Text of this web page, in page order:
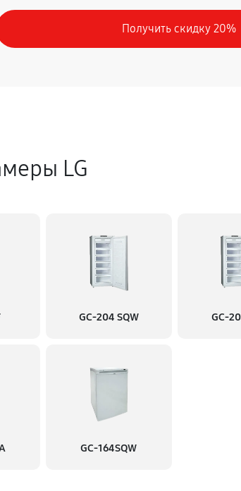
60 минут
Получить скидку 20%
LG
GC-204 SQW GC-
GC-164SQW